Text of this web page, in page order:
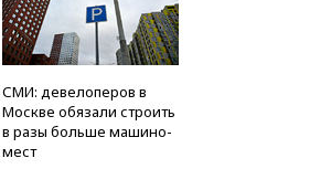
СМИ: девелоперов в
Москве обязали строить
в разы больше машино-
мест